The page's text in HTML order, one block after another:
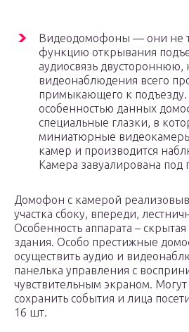
Видеодомофоны — они не
функцию открывания
аудиосвязь двустороннюю,
видеонаблюдения всего
примыкающего к подъезду.
особенностью данных
специальные глазки, в
миниатюрные
камер и производится
Камера завуалирована под
Домофон с камерой
участка сбоку, впереди,
Особенность аппарата –
здания. Особо престижные
осуществить аудио и
панелька управления с
чувствительным экраном. Могут
сохранить события и лица
16 шт.